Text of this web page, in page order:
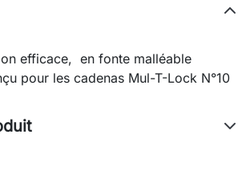
efficace, en fonte malléable
pour les cadenas Mul-T-Lock N°10